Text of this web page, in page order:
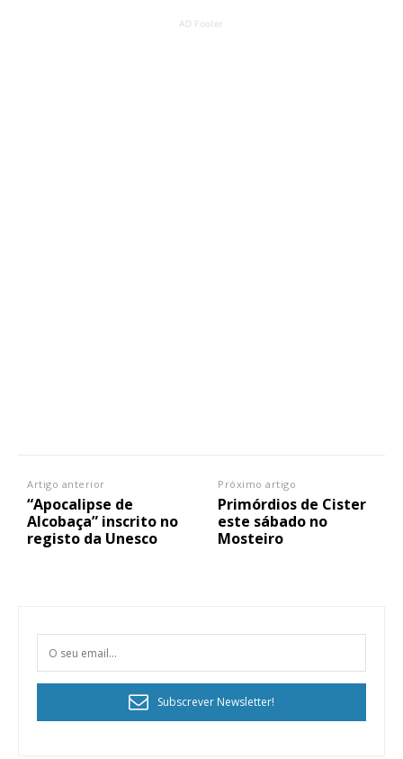
AD Footer
Artigo anterior
“Apocalipse de
Alcobaça” inscrito no
registo da Unesco
Próximo artigo
Primórdios de Cister
este sábado no
Mosteiro
Subscrever Newsletter!